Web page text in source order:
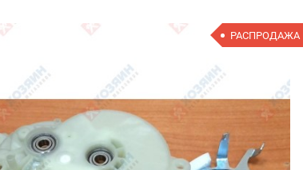
РАСПРОДАЖА